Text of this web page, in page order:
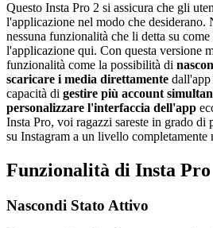
Questo Insta Pro 2 si assicura che gli
l'applicazione nel modo che desiderano.
nessuna funzionalità che li detta su
l'applicazione qui. Con questa versione
funzionalità come la possibilità di
scaricare i media direttamente
capacità di gestire più account
personalizzare l'interfaccia dell'app
Insta Pro, voi ragazzi sareste in grado di
su Instagram a un livello completamente
Funzionalità di Insta Pro
Nascondi Stato Attivo